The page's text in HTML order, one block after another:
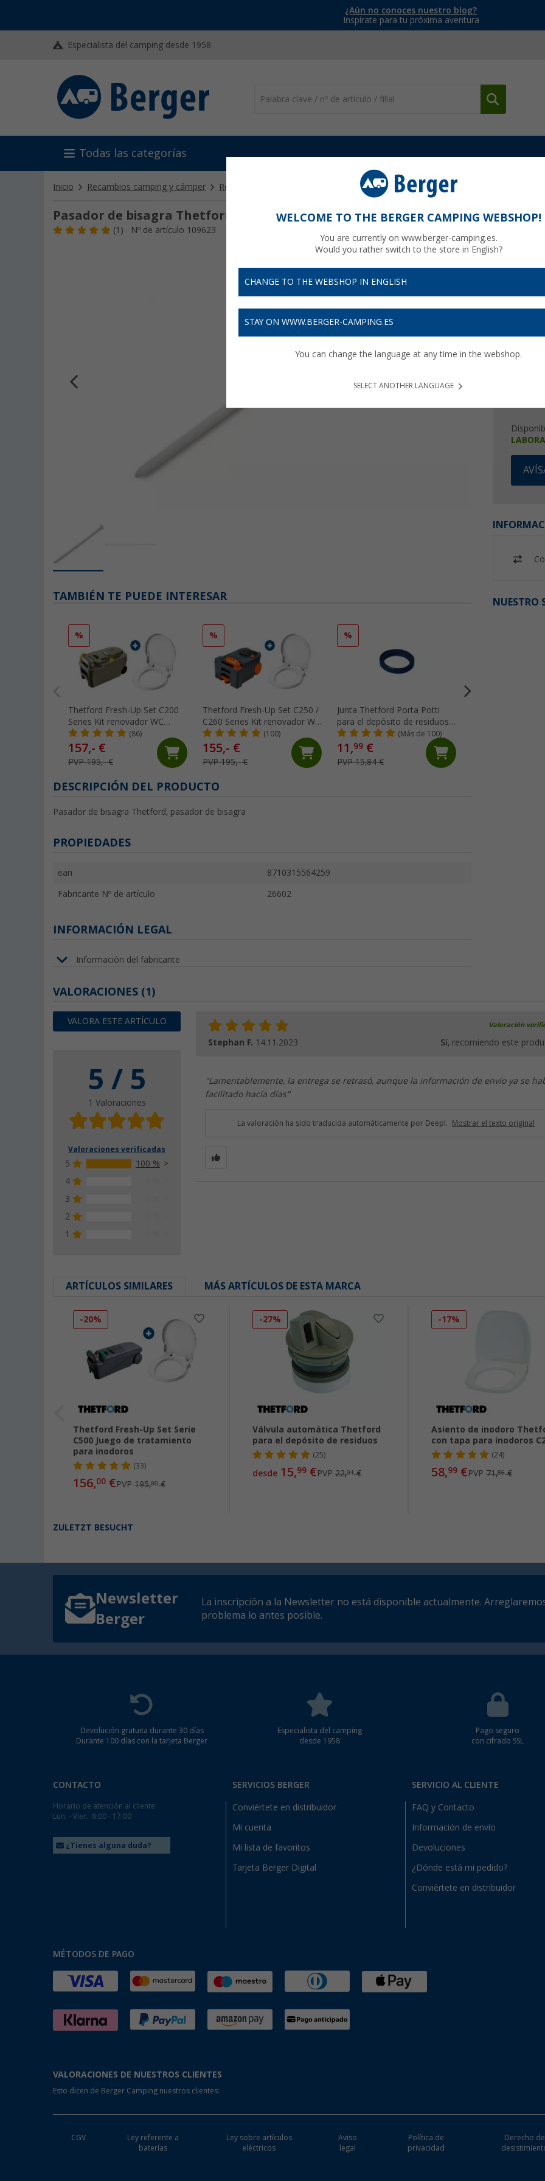
¿Aún no conoces nuestro blog?
Inspírate para tu próxima aventura
Especialista del camping desde 1958
Todas las categorías
Inicio Recambios camping y cámper Recambios Thetford Recambios inodoros Thetford Pasador de bisagra
Pasador de bisagra Thetford
(1) Nº de artículo 109623
Precios
NUESTRO
TAMBIÉN TE PUEDE INTERESAR
%
Thetford Fresh-Up Set C200
Series Kit renovador WC
Casette
(86)
157,- €
PVP 195,- €
%
Thetford Fresh-Up Set C250 /
C260 Series Kit renovador WC
Casette
(100)
155,- €
PVP 195,- €
%
Junta Thetford Porta Potti
para el depósito de residuos
o el casete del inodoro
(Más de 100)
11,99 €
PVP 15,84 €
DESCRIPCIÓN DEL PRODUCTO
Pasador de bisagra Thetford, pasador de bisagra
PROPIEDADES
ean 8710315564259
Fabricante Nº de artículo 26602
INFORMACIÓN LEGAL
Información del fabricante
VALORACIONES (1)
VALORA ESTE ARTÍCULO
5 / 5
1 Valoraciones
Valoraciones verificadas
5
100 %
4
3
2
1
Valoración
Stephan F. 14.11.2023 Sí, recomiendo este
"Lamentablemente, la entrega se retrasó, aunque la información de envío ya se
facilitado hacía días"
La valoración ha sido traducida automáticamente por Deepl. Mostrar el texto original
ARTÍCULOS SIMILARES MÁS ARTÍCULOS DE ESTA MARCA
-20%
Thetford Fresh-Up Set Serie
C500 Juego de tratamiento
para inodoros
(33)
156,00 €PVP195,00€
-27%
Válvula automática Thetford
para el depósito de residuos
(25)
desde15,99€PVP 22,01€
-17%
Asiento de inodoro
con tapa para inodoros
(24)
58,99 €PVP71,86€
ZULETZT BESUCHT
Newsletter
Berger
La inscripción a la Newsletter no está disponible actualmente.
problema lo antes posible.
Devolución gratuita durante 30 días
Durante 100 días con la tarjeta Berger
Especialista del camping
desde 1958
Pago seguro
con cifrado SSL
CONTACTO
Horario de atención al cliente:
Lun. - Vier.: 8:00 - 17:00
¿Tienes alguna duda?
SERVICIOS BERGER
Conviértete en distribuidor
Mi cuenta
Mi lista de favoritos
Tarjeta Berger Digital
SERVICIO AL CLIENTE
FAQ y Contacto
Información de envío
Devoluciones
¿Dónde está mi pedido?
Conviértete en distribuidor
MÉTODOS DE PAGO
VALORACIONES DE NUESTROS CLIENTES
Esto dicen de Berger Camping nuestros clientes:
CGV
Ley referente a
baterías
Ley sobre artículos
eléctricos
Aviso
legal
Política de
privacidad
Derecho de
WELCOME TO THE BERGER CAMPING WEBSHOP!
You are currently on www.berger-camping.es.
Would you rather switch to the store in English?
CHANGE TO THE WEBSHOP IN ENGLISH
STAY ON WWW.BERGER-CAMPING.ES
You can change the language at any time in the webshop.
SELECT ANOTHER LANGUAGE